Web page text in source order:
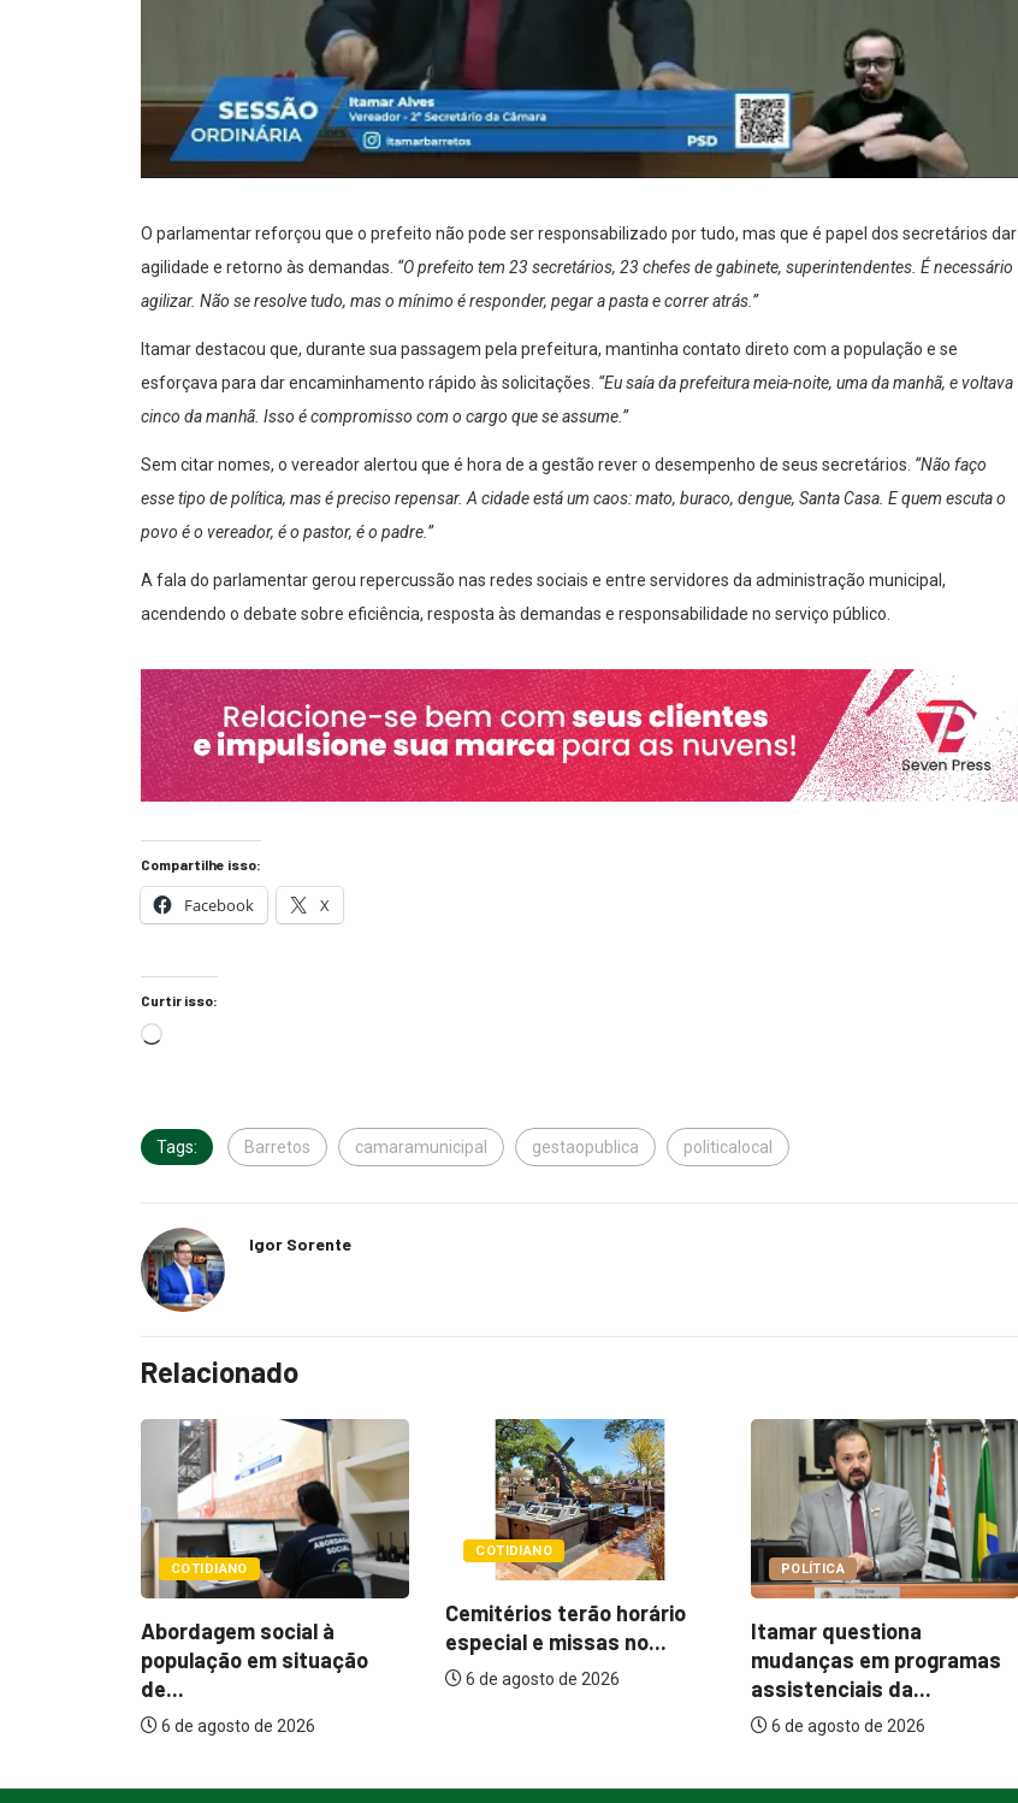
O parlamentar reforçou que o prefeito não pode ser responsabilizado por tudo, mas que é papel dos secretários dar
agilidade e retorno às demandas. “O prefeito tem 23 secretários, 23 chefes de gabinete, superintendentes. É necessário
agilizar. Não se resolve tudo, mas o mínimo é responder, pegar a pasta e correr atrás.”
Itamar destacou que, durante sua passagem pela prefeitura, mantinha contato direto com a população e se
esforçava para dar encaminhamento rápido às solicitações. “Eu saía da prefeitura meia-noite, uma da manhã, e voltava
cinco da manhã. Isso é compromisso com o cargo que se assume.”
Sem citar nomes, o vereador alertou que é hora de a gestão rever o desempenho de seus secretários. “Não faço
esse tipo de política, mas é preciso repensar. A cidade está um caos: mato, buraco, dengue, Santa Casa. E quem escuta o
povo é o vereador, é o pastor, é o padre.”
A fala do parlamentar gerou repercussão nas redes sociais e entre servidores da administração municipal,
acendendo o debate sobre eficiência, resposta às demandas e responsabilidade no serviço público.
Compartilhe isso:
Facebook X
Curtir isso:
Tags: Barretos camaramunicipal gestaopublica politicalocal
Igor Sorente
Relacionado
COTIDIANO
especial e missas no...
6 de agosto de 2026
POLÍTICA
Itamar questiona
mudanças em programas
assistenciais da...
COTIDIANO
Abordagem social à
população em situação
de...
6 de agosto de 2026